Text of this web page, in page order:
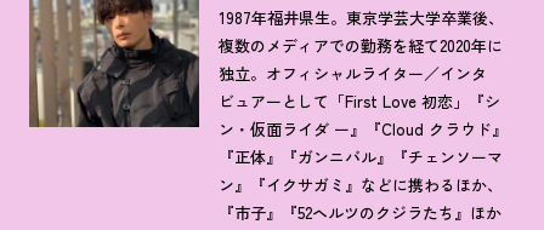
1987年福井県生。東京学芸大学卒業後、
複数のメディアでの勤務を経て2020年に
独立。オフィシャルライター／インタ
ビュアーとして「First Love 初恋」『シ
ン・仮面ライダ ー』『Cloud クラウド』
『正体』『ガンニバル』『チェンソーマ
ン』『イクサガミ』などに携わるほか、
『市子』『52ヘルツのクジラたち』ほか